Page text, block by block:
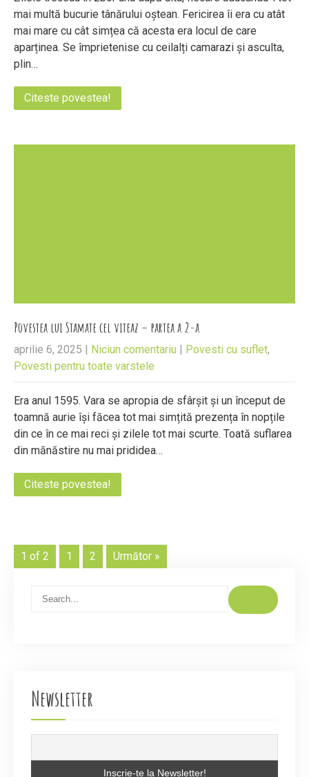
mai multă bucurie tânărului oștean. Fericirea îi era cu atât
mai mare cu cât simțea că acesta era locul de care
aparținea. Se împrietenise cu ceilalți camarazi și asculta,
plin…
Citeste povestea!
Povestea lui Stamate cel viteaz – partea a 2-a
aprilie 6, 2025 | Niciun comentariu | Povesti cu suflet,
Povesti pentru toate varstele
Era anul 1595. Vara se apropia de sfârșit și un început de
toamnă aurie își făcea tot mai simțită prezența în nopțile
din ce în ce mai reci și zilele tot mai scurte. Toată suflarea
din mănăstire nu mai prididea…
Citeste povestea!
1 of 2 1 2 Următor »
Newsletter